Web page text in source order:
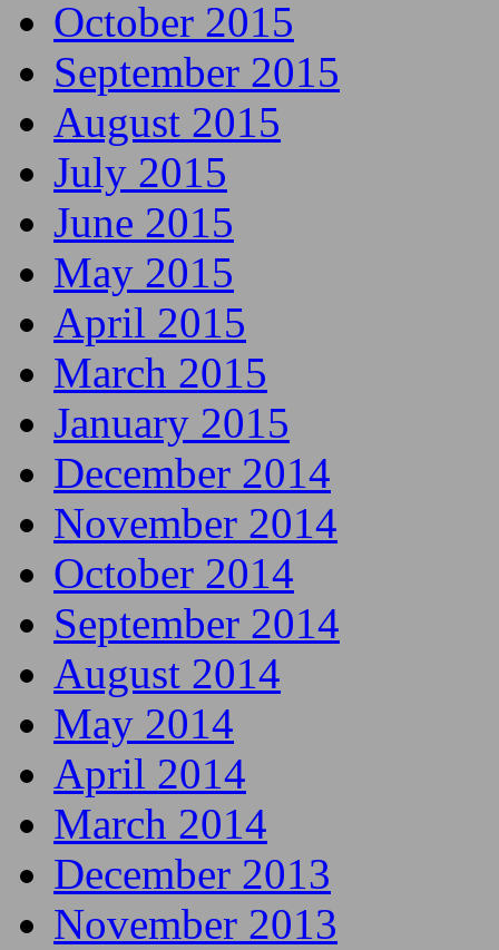
October 2015
September 2015
August 2015
July 2015
June 2015
May 2015
April 2015
March 2015
January 2015
December 2014
November 2014
October 2014
September 2014
August 2014
May 2014
April 2014
March 2014
December 2013
November 2013